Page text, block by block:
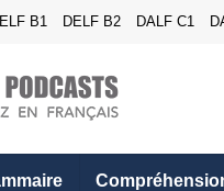
B1 DELF B2 DALF C1